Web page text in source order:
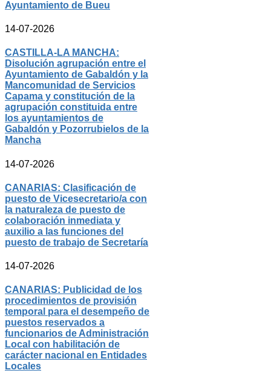
Ayuntamiento de Bueu
14-07-2026
CASTILLA-LA MANCHA:
Disolución agrupación entre el
Ayuntamiento de Gabaldón y la
Mancomunidad de Servicios
Capama y constitución de la
agrupación constituida entre
los ayuntamientos de
Gabaldón y Pozorrubielos de la
Mancha
14-07-2026
CANARIAS: Clasificación de
puesto de Vicesecretario/a con
la naturaleza de puesto de
colaboración inmediata y
auxilio a las funciones del
puesto de trabajo de Secretaría
14-07-2026
CANARIAS: Publicidad de los
procedimientos de provisión
temporal para el desempeño de
puestos reservados a
funcionarios de Administración
Local con habilitación de
carácter nacional en Entidades
Locales